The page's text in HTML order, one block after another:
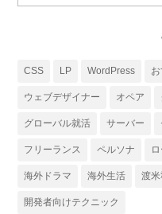
CSS LP WordPress
ウェブデザイナー オペア
グローバル就活 サーバー
フリーランス ペルソナ
海外ドラマ 海外生活 渡
開発者向けテクニック